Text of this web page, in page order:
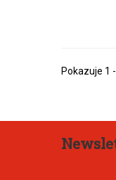
Pokazuje 1